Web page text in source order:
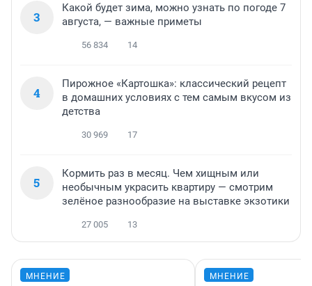
3
Какой будет зима, можно узнать по погоде 7
августа, — важные приметы
56 834 14
4
Пирожное «Картошка»: классический рецепт
в домашних условиях с тем самым вкусом из
детства
30 969 17
5
Кормить раз в месяц. Чем хищным или
необычным украсить квартиру — смотрим
зелёное разнообразие на выставке экзотики
27 005 13
МНЕНИЕ МНЕНИЕ